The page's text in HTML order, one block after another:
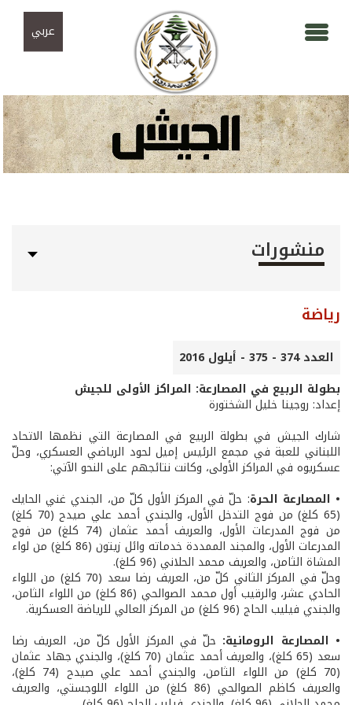
عربي
منشورات
رياضة
العدد 374 - 375 - أيلول 2016
بطولة الربيع في المصارعة: المراكز الأولى للجيش
إعداد: روجينا خليل الشختورة
شارك الجيش في بطولة الربيع في المصارعة التي نظمها الاتحاد
اللبناني للعبة في مجمع الرئيس إميل لحود الرياضي العسكري، وحلّ
عسكريوه في المراكز الأولى، وكانت نتائجهم على النحو الآتي:
• المصارعة الحرة: حلّ في المركز الأول كلّ من، الجندي غني الحايك
(65 كلغ) من فوج التدخل الأول، والجندي أحمد علي صيدح (70 كلغ)
من فوج المدرعات الأول، والعريف أحمد عثمان (74 كلغ) من فوج
المدرعات الأول، والمجند الممددة خدماته وائل زيتون (86 كلغ) من لواء
المشاة الثامن، والعريف محمد الحلاني (96 كلغ).
وحلّ في المركز الثاني كلّ من، العريف رضا سعد (70 كلغ) من اللواء
الحادي عشر، والرقيب أول محمد الصوالحي (86 كلغ) من اللواء الثامن،
والجندي فيليب الحاج (96 كلغ) من المركز العالي للرياضة العسكرية.
• المصارعة الرومانية: حلّ في المركز الأول كلّ من، العريف رضا
سعد (65 كلغ)، والعريف أحمد عثمان (70 كلغ)، والجندي جهاد عثمان
(70 كلغ) من اللواء الثامن، والجندي أحمد علي صيدح (74 كلغ)،
والعريف كاظم الصوالحي (86 كلغ) من اللواء اللوجستي، والعريف